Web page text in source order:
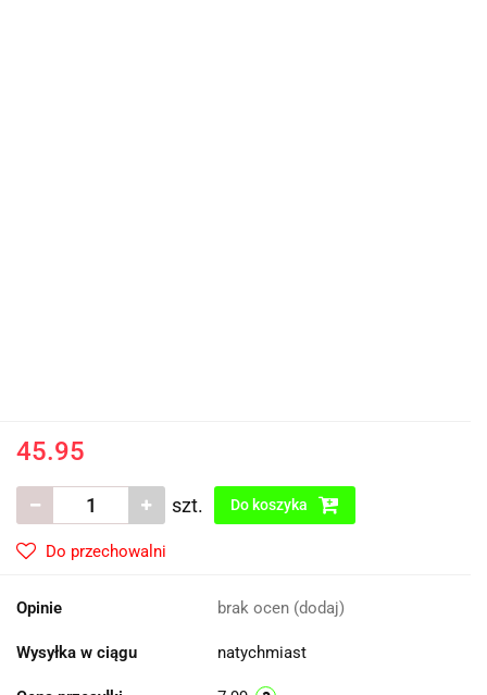
45.95
szt. Do koszyka
Do przechowalni
Opinie brak ocen (dodaj)
Wysyłka w ciągu natychmiast